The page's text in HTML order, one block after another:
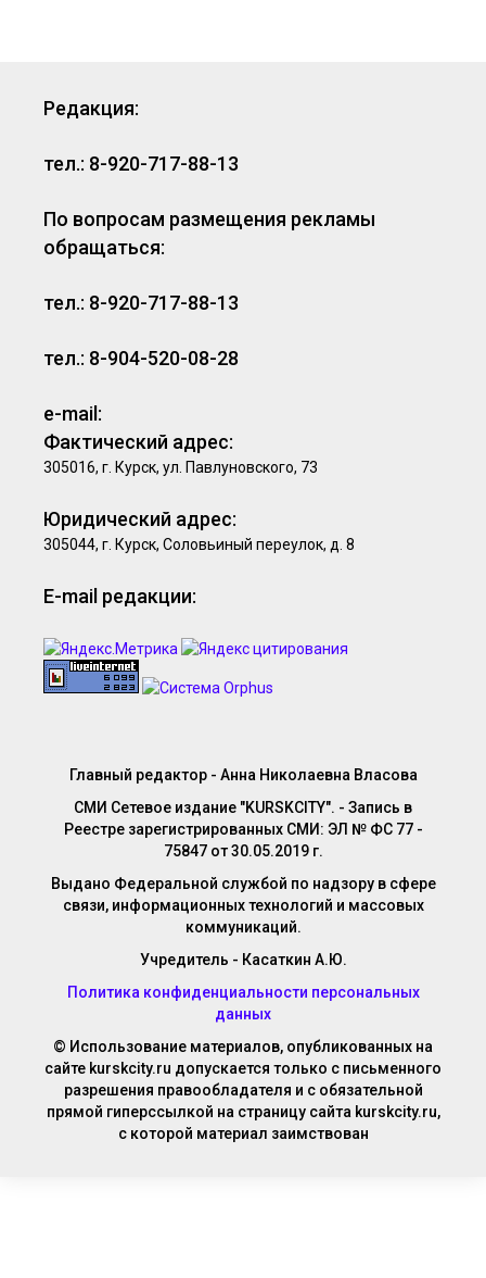
Редакция:
тел.: 8-920-717-88-13
По вопросам размещения рекламы
обращаться:
тел.: 8-920-717-88-13
тел.: 8-904-520-08-28
e-mail:
Фактический адрес:
305016, г. Курск, ул. Павлуновского, 73
Юридический адрес:
305044, г. Курск, Соловьиный переулок, д. 8
E-mail редакции:
Главный редактор - Анна Николаевна Власова
СМИ Сетевое издание "KURSKCITY". - Запись в
Реестре зарегистрированных СМИ: ЭЛ № ФС 77 -
75847 от 30.05.2019 г.
Выдано Федеральной службой по надзору в сфере
связи, информационных технологий и массовых
коммуникаций.
Учредитель - Касаткин А.Ю.
Политика конфиденциальности персональных
данных
© Использование материалов, опубликованных на
сайте kurskcity.ru допускается только с письменного
разрешения правообладателя и с обязательной
прямой гиперссылкой на страницу сайта kurskcity.ru,
с которой материал заимствован